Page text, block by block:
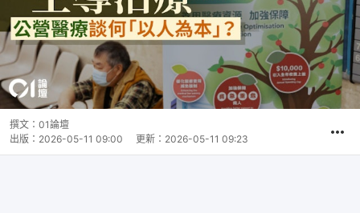
撰文： 01論壇
出版： 2026-05-11 09:00 更新： 2026-05-11 09:23